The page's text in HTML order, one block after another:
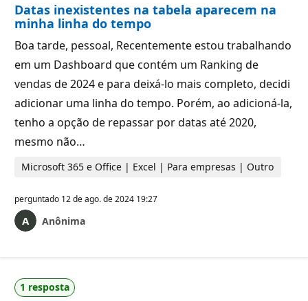
Datas inexistentes na tabela aparecem na
minha linha do tempo
Boa tarde, pessoal, Recentemente estou trabalhando
em um Dashboard que contém um Ranking de
vendas de 2024 e para deixá-lo mais completo, decidi
adicionar uma linha do tempo. Porém, ao adicioná-la,
tenho a opção de repassar por datas até 2020,
mesmo não…
Microsoft 365 e Office | Excel | Para empresas | Outro
perguntado 12 de ago. de 2024 19:27
Anônima
1 resposta